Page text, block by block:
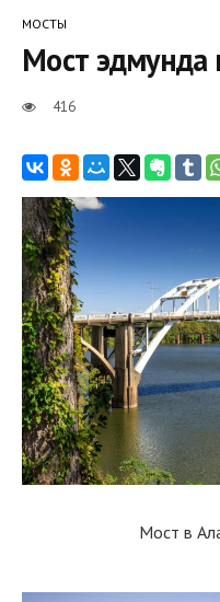
МОСТЫ
Мост эдмунда
416
Мост в